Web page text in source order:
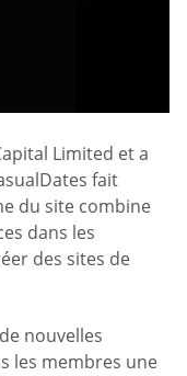
Limited et a
fait
du site combine
dans les
des sites de
nouvelles
les membres une